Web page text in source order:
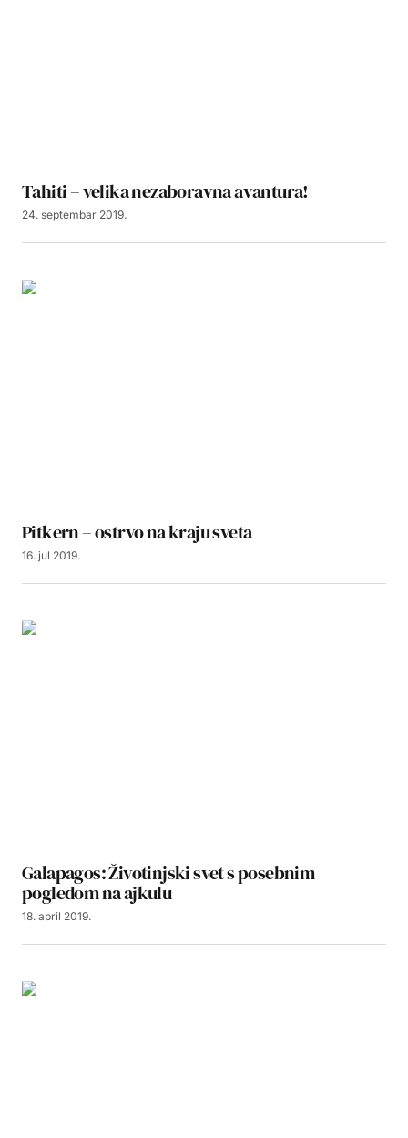
Tahiti – velika nezaboravna avantura!
24. septembar 2019.
Pitkern – ostrvo na kraju sveta
16. jul 2019.
Galapagos: Životinjski svet s posebnim
pogledom na ajkulu
18. april 2019.